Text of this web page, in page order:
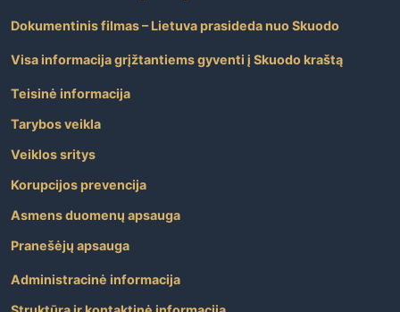
Dokumentinis filmas – Lietuva prasideda nuo Skuodo
Visa informacija grįžtantiems gyventi į Skuodo kraštą
Teisinė informacija
Tarybos veikla
Veiklos sritys
Korupcijos prevencija
Asmens duomenų apsauga
Pranešėjų apsauga
Administracinė informacija